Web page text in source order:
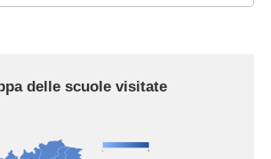
delle scuole visitate